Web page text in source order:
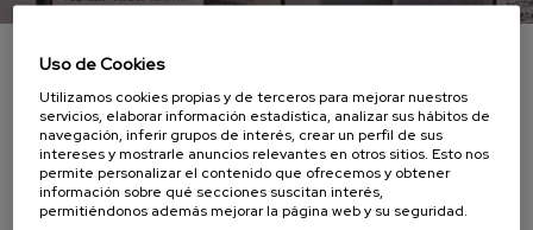
Usted está aquí
PRODUCTOS FERRETEROS MRO
Grasas para rodamientos
Para conocer si distribuimos estos productos en
un país, seleccione el mismo:
Uso de Cookies
Utilizamos cookies propias y de terceros para mejorar nuestros
servicios, elaborar información estadística, analizar sus hábitos de
navegación, inferir grupos de interés, crear un perfil de sus
intereses y mostrarle anuncios relevantes en otros sitios. Esto nos
permite personalizar el contenido que ofrecemos y obtener
información sobre qué secciones suscitan interés,
permitiéndonos además mejorar la página web y su seguridad.